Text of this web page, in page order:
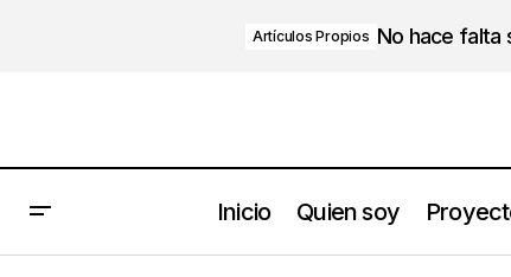
Artículos Propios No hace falta
Inicio Quien soy